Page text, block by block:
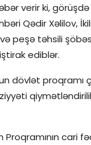
verir ki,
Qədir Xəlilov,
və peşə təhsili
ediblər.
dövlət
Proqramının